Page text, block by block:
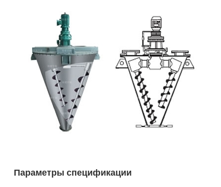
Параметры спецификации